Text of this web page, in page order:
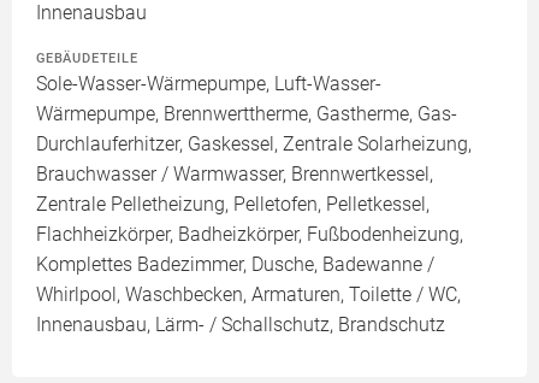
Innenausbau
GEBÄUDETEILE
Sole-Wasser-Wärmepumpe, Luft-Wasser-
Wärmepumpe, Brennwerttherme, Gastherme, Gas-
Durchlauferhitzer, Gaskessel, Zentrale Solarheizung,
Brauchwasser / Warmwasser, Brennwertkessel,
Zentrale Pelletheizung, Pelletofen, Pelletkessel,
Flachheizkörper, Badheizkörper, Fußbodenheizung,
Komplettes Badezimmer, Dusche, Badewanne /
Whirlpool, Waschbecken, Armaturen, Toilette / WC,
Innenausbau, Lärm- / Schallschutz, Brandschutz